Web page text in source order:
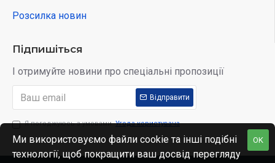
Розсилка новин
Підпишіться
І отримуйте новини про спеціальні пропозиції
Відправити
Я погоджуюсь з умовами Угода користувача
OK
Ми використовуємо файли cookie та інші подібні
технології, щоб покращити ваш досвід перегляду